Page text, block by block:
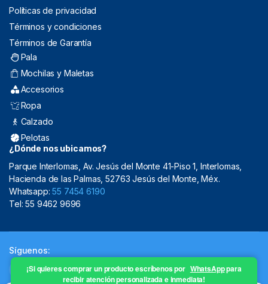
Políticas de privacidad
Términos y condiciones
Términos de Garantía
Pala
Mochilas y Maletas
Accesorios
Ropa
Calzado
Pelotas
¿Dónde nos ubicamos?
Parque Interlomas, Av. Jesús del Monte 41-Piso 1, Interlomas,
Hacienda de las Palmas, 52763 Jesús del Monte, Méx.
Whatsapp:55 7454 6190
Tel: 55 9462 9696
Síguenos:
¡Si quieres comprar un producto escríbenos por WhatsApppara
recibir atención personalizada e inmediata!